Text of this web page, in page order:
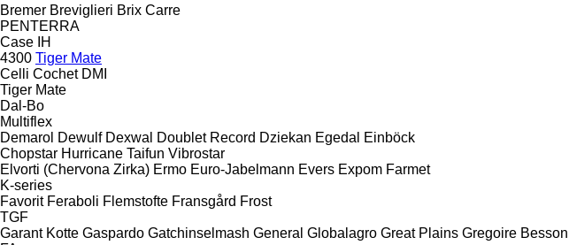
Bremer Breviglieri Brix Carre
PENTERRA
Case IH
4300 Tiger Mate
Celli Cochet DMI
Tiger Mate
Dal-Bo
Multiflex
Demarol Dewulf Dexwal Doublet Record Dziekan Egedal
Einböck
Chopstar Hurricane Taifun Vibrostar
Elvorti (Chervona Zirka) Ermo Euro-Jabelmann Evers Expom Farmet
K-series
Favorit Feraboli Flemstofte Fransgård Frost
TGF
Garant Kotte Gaspardo Gatchinselmash General Globalagro Great Plains Gregoire Besson